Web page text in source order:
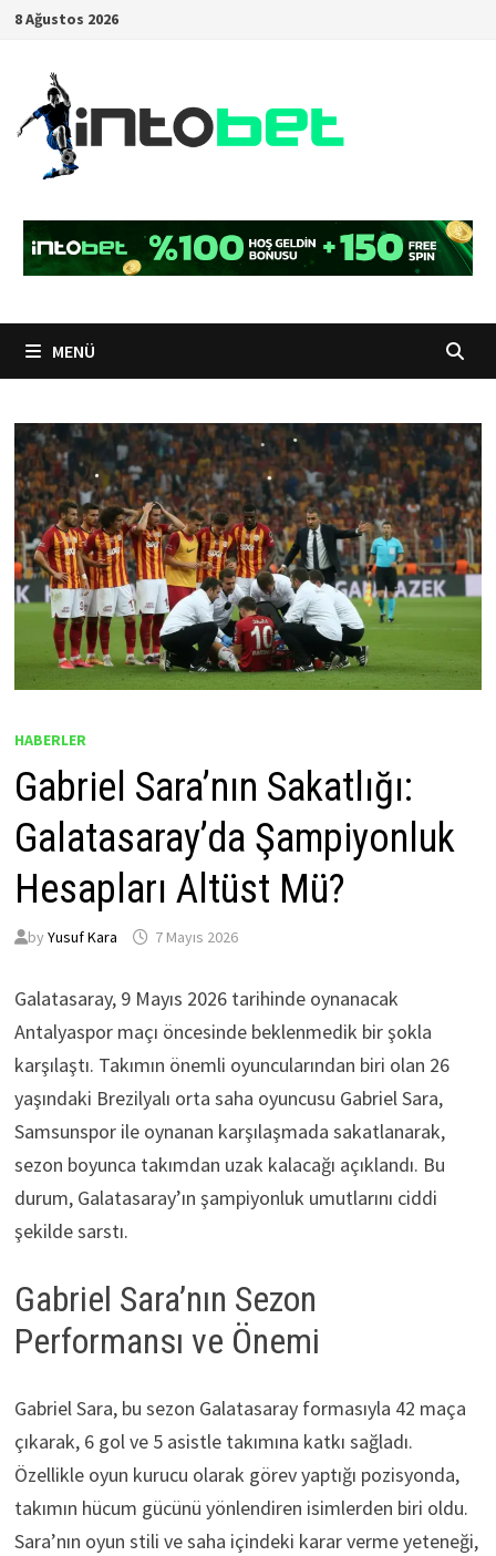
İçeriğe
8 Ağustos 2026
MENÜ
HABERLER
Gabriel Sara’nın Sakatlığı:
Galatasaray’da Şampiyonluk
Hesapları Altüst Mü?
by Yusuf Kara 7 Mayıs 2026
Galatasaray, 9 Mayıs 2026 tarihinde oynanacak
Antalyaspor maçı öncesinde beklenmedik bir şokla
karşılaştı. Takımın önemli oyuncularından biri olan 26
yaşındaki Brezilyalı orta saha oyuncusu Gabriel Sara,
Samsunspor ile oynanan karşılaşmada sakatlanarak,
sezon boyunca takımdan uzak kalacağı açıklandı. Bu
durum, Galatasaray’ın şampiyonluk umutlarını ciddi
şekilde sarstı.
Gabriel Sara’nın Sezon
Performansı ve Önemi
Gabriel Sara, bu sezon Galatasaray formasıyla 42 maça
çıkarak, 6 gol ve 5 asistle takımına katkı sağladı.
Özellikle oyun kurucu olarak görev yaptığı pozisyonda,
takımın hücum gücünü yönlendiren isimlerden biri oldu.
Sara’nın oyun stili ve saha içindeki karar verme yeteneği,